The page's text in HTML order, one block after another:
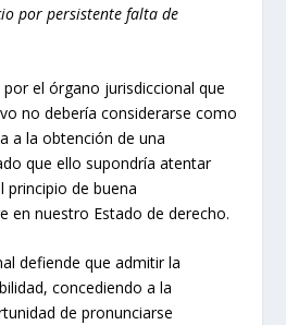
por persistente falta de
el órgano jurisdiccional que
no debería considerarse como
a la obtención de una
que ello supondría atentar
principio de buena
en nuestro Estado de derecho.
defiende que admitir la
concediendo a la
de pronunciarse